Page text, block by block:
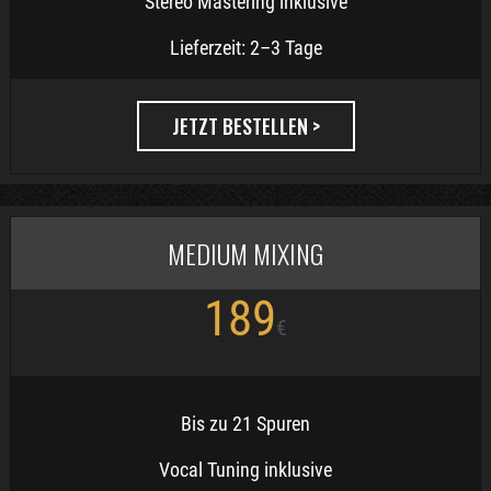
Lieferzeit: 2–3 Tage
JETZT BESTELLEN >
MEDIUM MIXING
189€
Bis zu 21 Spuren
Vocal Tuning inklusive